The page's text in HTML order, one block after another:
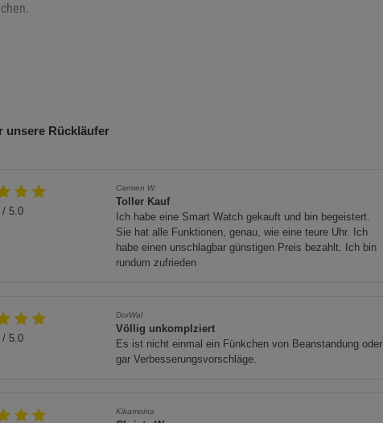
das empfohlene Motoröl (SAE 15W-30).
fern.
um einen sicheren Betrieb zu gewährleisten.
dürfen nicht über den Hausmüll entsorgt werden. Nutzen Sie
unsere Rückläufer
5.0
Carmen W.
Toller Kauf
Ich habe eine Smart Watch gekauft und bin begeistert.
Sie hat alle Funktionen, genau, wie eine teure Uhr. Ich
habe einen unschlagbar günstigen Preis bezahlt. Ich bin
rundum zufrieden
5.0
DorWal
Völlig unkomplziert
Es ist nicht einmal ein Fünkchen von Beanstandung oder
gar Verbesserungsvorschläge.
Kikamoina